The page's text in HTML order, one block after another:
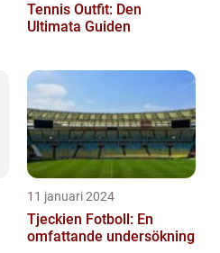
Tennis Outfit: Den
Ultimata Guiden
11 januari 2024
Tjeckien Fotboll: En
omfattande undersökning